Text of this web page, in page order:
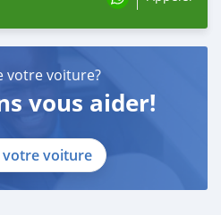
votre voiture?
vous aider!
votre voiture